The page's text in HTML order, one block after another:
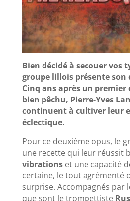
Bien décidé à secouer vos
groupe lillois présente son
Cinq ans après un premier
bien pêchu, Pierre-Yves
continuent à cultiver leur
éclectique.
Pour ce deuxième opus, le
une recette qui leur réussit
vibrationset une capacité
certaine, le tout agrémenté
surprise. Accompagnés par
que sont le trompettiste